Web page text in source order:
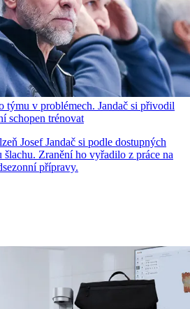
týmu v problémech. Jandač si přivodil
schopen trénovat
Josef Jandač si podle dostupných
Zranění ho vyřadilo z práce na
přípravy.